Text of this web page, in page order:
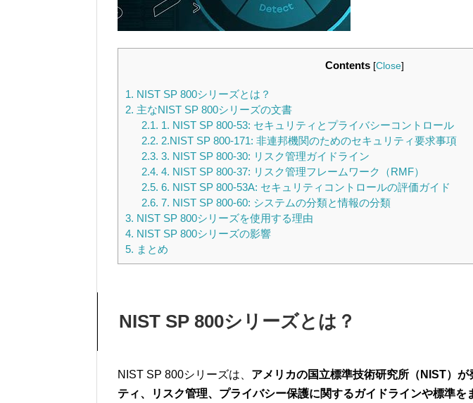
Contents [Close]
1. NIST SP 800シリーズとは？
2. 主なNIST SP 800シリーズの文書
2.1. 1. NIST SP 800-53: セキュリティとプライバシーコントロール
2.2. 2.NIST SP 800-171: 非連邦機関のためのセキュリティ要求事項
2.3. 3. NIST SP 800-30: リスク管理ガイドライン
2.4. 4. NIST SP 800-37: リスク管理フレームワーク（RMF）
2.5. 6. NIST SP 800-53A: セキュリティコントロールの評価ガイド
2.6. 7. NIST SP 800-60: システムの分類と情報の分類
3. NIST SP 800シリーズを使用する理由
4. NIST SP 800シリーズの影響
5. まとめ
NIST SP 800シリーズとは？
NIST SP 800シリーズは、 アメリカの国立標準技術研究所（NIST）が
ティ、リスク管理、プライバシー保護に関するガイドラインや標準を